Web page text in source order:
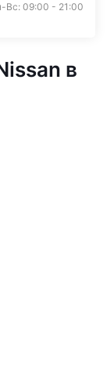
Вс: 09:00 - 21:00
в